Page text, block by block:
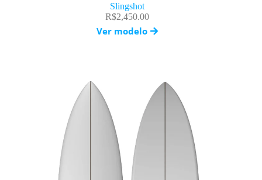
Slingshot
R$2,450.00
Ver modelo